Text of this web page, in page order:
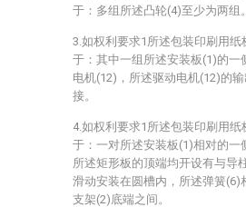
于：多组所述凸轮(4)至少为两组。
3.如权利要求1所述包装印刷用
于：其中一组所述安装板(1)的一
电机(12)，所述驱动电机(12)的
接。
4.如权利要求1所述包装印刷用
于：一对所述安装板(1)相对的一
所述矩形板的顶端均开设有与导
滑动安装在圆槽内，所述弹簧(6)
支架(2)底端之间。